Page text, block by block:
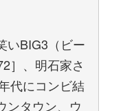
いBIG3（ビー
］、明石家さ
代にコンビ結
ンタウン、ウ